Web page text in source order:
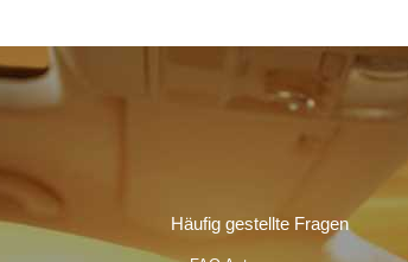
Häufig gestellte Fragen